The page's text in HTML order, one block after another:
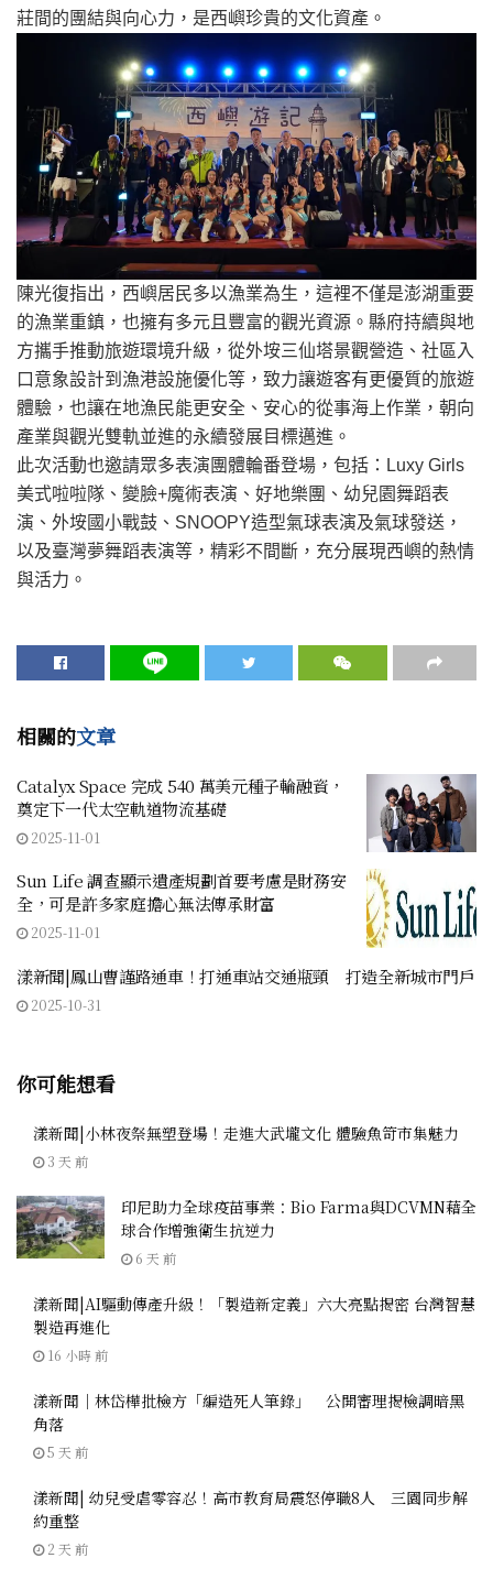
莊間的團結與向心力，是西嶼珍貴的文化資產。
陳光復指出，西嶼居民多以漁業為生，這裡不僅是澎湖重要
的漁業重鎮，也擁有多元且豐富的觀光資源。縣府持續與地
方攜手推動旅遊環境升級，從外垵三仙塔景觀營造、社區入
口意象設計到漁港設施優化等，致力讓遊客有更優質的旅遊
體驗，也讓在地漁民能更安全、安心的從事海上作業，朝向
產業與觀光雙軌並進的永續發展目標邁進。
此次活動也邀請眾多表演團體輪番登場，包括：Luxy Girls
美式啦啦隊、變臉+魔術表演、好地樂團、幼兒園舞蹈表
演、外垵國小戰鼓、SNOOPY造型氣球表演及氣球發送，
以及臺灣夢舞蹈表演等，精彩不間斷，充分展現西嶼的熱情
與活力。
相關的文章
Catalyx Space 完成 540 萬美元種子輪融資，
奠定下一代太空軌道物流基礎
2025-11-01
Sun Life 調查顯示遺產規劃首要考慮是財務安
全，可是許多家庭擔心無法傳承財富
2025-11-01
漾新聞|鳳山曹謹路通車！打通車站交通瓶頸 打造全新城市門戶
2025-10-31
你可能想看
漾新聞|小林夜祭無塑登場！走進大武壠文化 體驗魚笴市集魅力
3 天 前
印尼助力全球疫苗事業：Bio Farma與DCVMN藉全
球合作增強衛生抗逆力
6 天 前
漾新聞|AI驅動傳產升級！「製造新定義」六大亮點揭密 台灣智慧
製造再進化
16 小時 前
漾新聞｜林岱樺批檢方「編造死人筆錄」 公開審理揭檢調暗黑
角落
5 天 前
漾新聞| 幼兒受虐零容忍！高市教育局震怒停職8人 三園同步解
約重整
2 天 前